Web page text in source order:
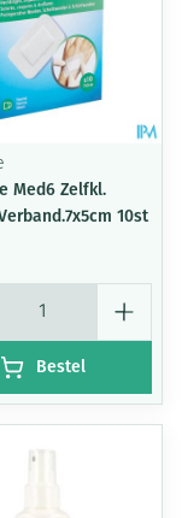
Med6 Zelfkl.
10st
Bestel